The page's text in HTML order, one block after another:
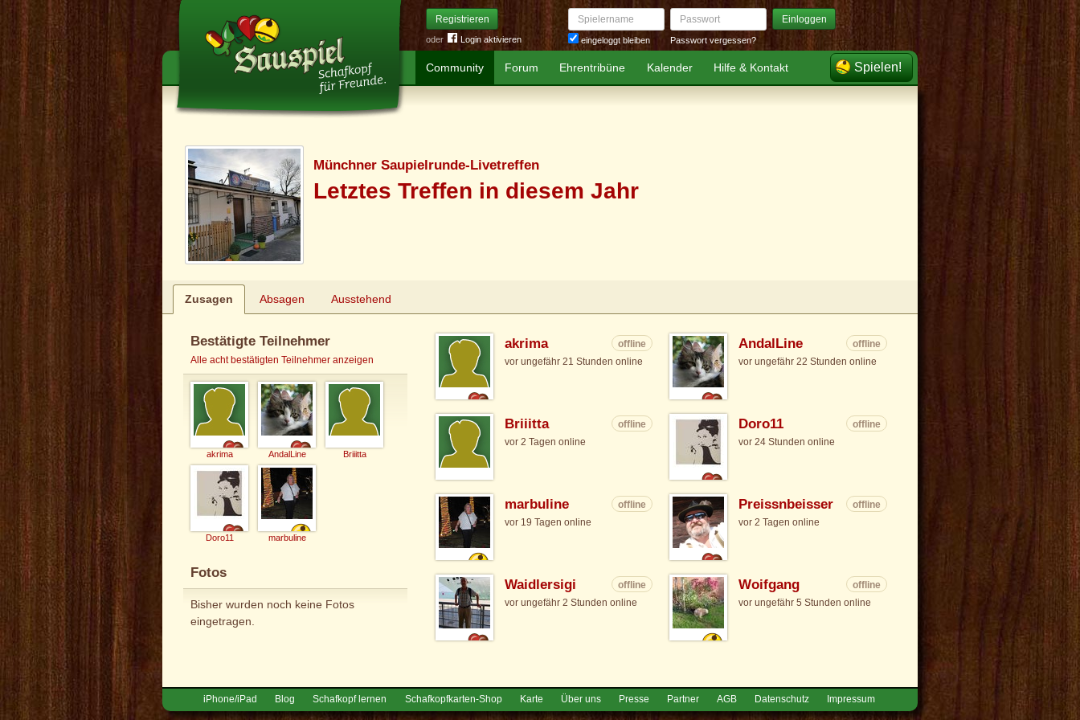
Registrieren
oder Login aktivieren
Spielername
eingeloggt bleiben
Passwort Einloggen
Passwort vergessen?
Community Forum Ehrentribüne Kalender Hilfe & Kontakt Spielen!
Münchner Saupielrunde-Livetreffen
Letztes Treffen in diesem Jahr
Zusagen Absagen Ausstehend
Bestätigte Teilnehmer
Alle acht bestätigten Teilnehmer anzeigen
akrima AndalLine Briiitta
Doro11 marbuline
Fotos
Bisher wurden noch keine Fotos
eingetragen.
akrima
offline
vor ungefähr 21 Stunden online
AndalLine
offline
vor ungefähr 22 Stunden online
Briiitta
offline
vor 2 Tagen online
Doro11
offline
vor 24 Stunden online
marbuline
offline
vor 19 Tagen online
Preissnbeisser
offline
vor 2 Tagen online
Waidlersigi
offline
vor ungefähr 2 Stunden online
Woifgang
offline
vor ungefähr 5 Stunden online
iPhone/iPad Blog Schafkopf lernen Schafkopfkarten-Shop Karte Über uns Presse Partner AGB Datenschutz Impressum